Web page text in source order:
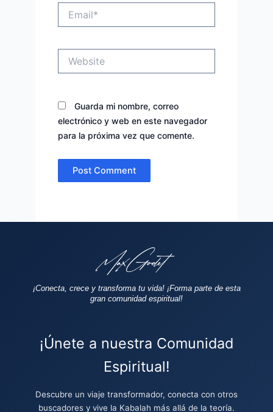
Guarda mi nombre, correo
electrónico y web en este navegador
para la próxima vez que comente.
¡Conecta, crece y transforma tu vida! ¡Forma parte de esta
gran comunidad espiritual!
¡Únete a nuestra Comunidad
Espiritual!
Descubre un viaje transformador, conecta con otros
buscadores y vive la Kabalah más allá de la teoría.